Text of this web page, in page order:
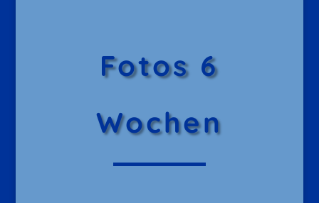
Fotos 6
Wochen